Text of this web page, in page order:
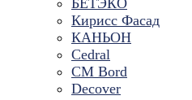
БЕТЭКО
Кирисс Фасад
КАНЬОН
Cedral
CM Bord
Decover